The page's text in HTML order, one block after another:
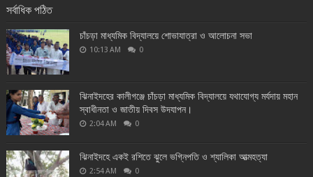
সর্বাধিক পঠিত
চাঁচড়া মাধ্যমিক বিদ্যালয়ে শোভাযাত্রা ও আলোচনা সভা
10:13 AM 0
ঝিনাইদহের কালীগঞ্জে চাঁচড়া মাধ্যমিক বিদ্যালয়ে যথাযোগ্য মর্যদায় মহান
স্বাধীনতা ও জাতীয় দিবস উদযাপন।
2:04 AM 0
ঝিনাইদহে একই রশিতে ঝুলে ভগ্নিপতি ও শ্যালিকা আত্মহত্যা
2:54 AM 0